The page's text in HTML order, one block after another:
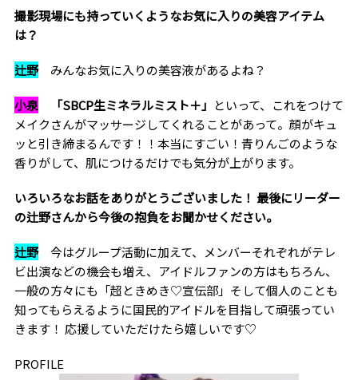
――撮影現場にも持っていくようなお気に入りの美容アイテム
は？
辻野 みんなお気に入りの美容液があるよね？
小泉「SBCP生ミネラルミスト＋」 といって、これをつけて
メイクさんがマッサージしてくれることがあって。顔がキュ
ッと引き締まるんです！！本当にすごい！青りんごのような
香りがして、肌につけるだけでも気分が上がります。
――いろいろなお話をありがとうございました！ 最後にリーダー
の辻野さんから今後の抱負をお聞かせください。
辻野
今はグループ活動に加えて、メンバーそれぞれがテレ
ビ出演などの機会も増え、アイドルファンの方はもちろん、
一般の方々にも「超ときめき♡宣伝部」そして個人のことも
知ってもらえるように国民的アイドルを目指して頑張ってい
きます！ 応援していただけたら嬉しいです♡
PROFILE